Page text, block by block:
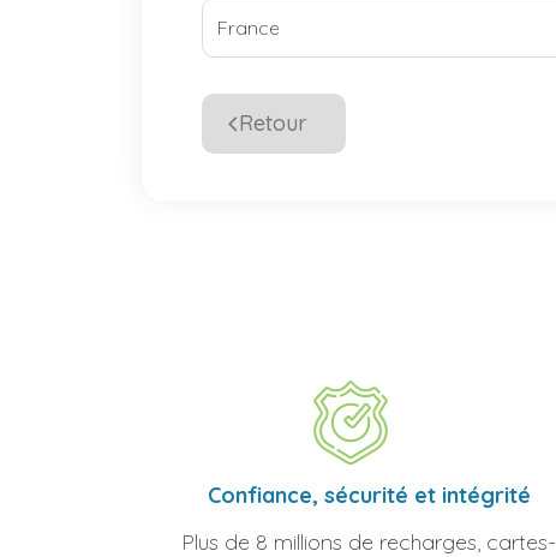
Retour
Confiance, sécurité et intégrité
Plus de 8 millions de recharges, cartes-